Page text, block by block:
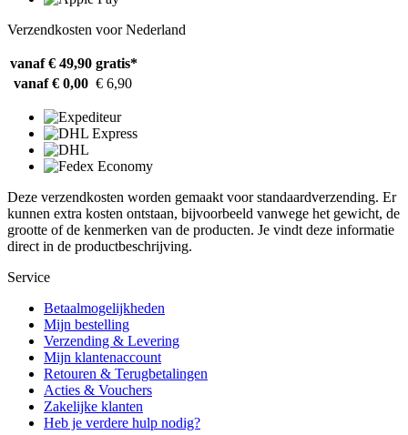
Verzendkosten voor Nederland
vanaf € 49,90 gratis*
vanaf € 0,00 € 6,90
Deze verzendkosten worden gemaakt voor standaardverzending. Er
kunnen extra kosten ontstaan, bijvoorbeeld vanwege het gewicht, de
grootte of de kenmerken van de producten. Je vindt deze informatie
direct in de productbeschrijving.
Service
Betaalmogelijkheden
Mijn bestelling
Verzending & Levering
Mijn klantenaccount
Retouren & Terugbetalingen
Acties & Vouchers
Zakelijke klanten
Heb je verdere hulp nodig?